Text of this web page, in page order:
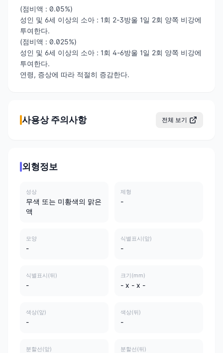
Decongestant, VM
PLUS Nasal Spray,
Family Care Nasal
Spray Original,
Family Care Severe
Congestion Nasal
Spray , Leader
Extra Moisturizing
Nasal Spray)
(점비액 : 0.05%)
성인 및 6세 이상의 소아 : 1회 2-3방울 1일 2회 양쪽 비강에
투여한다.
(점비액 : 0.025%)
성인 및 6세 이상의 소아 : 1회 4-6방울 1일 2회 양쪽 비강에
투여한다.
연령, 증상에 따라 적절히 증감한다.
사용상 주의사항 전체 보기
외형정보
성상
무색 또는 미황색의 맑은
액
제형
-
모양
-
식별표시(앞)
-
식별표시(뒤)
-
크기(mm)
- x - x -
색상(앞)
-
색상(뒤)
-
분할선(앞) 분할선(뒤)